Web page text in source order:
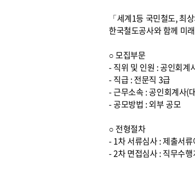
「세계1등 국민철도, 최
한국철도공사와 함께 미
○ 모집부문
- 직위 및 인원 : 공인회계
- 직급 : 전문직 3급
- 근무소속 : 공인회계사(
- 공모방법 : 외부 공모
○ 전형절차
- 1차 서류심사 : 제출서
- 2차 면접심사 : 직무수